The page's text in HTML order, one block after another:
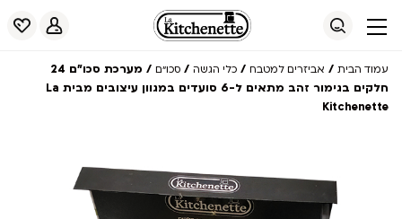
עמוד הבית / אביזרים למטבח / כלי הגשה / סכו"ם
/ מערכת סכו”ם 24
חלקים בגימור זהב מתאים ל-6 סועדים במגוון עיצובים מבית La
Kitchenette